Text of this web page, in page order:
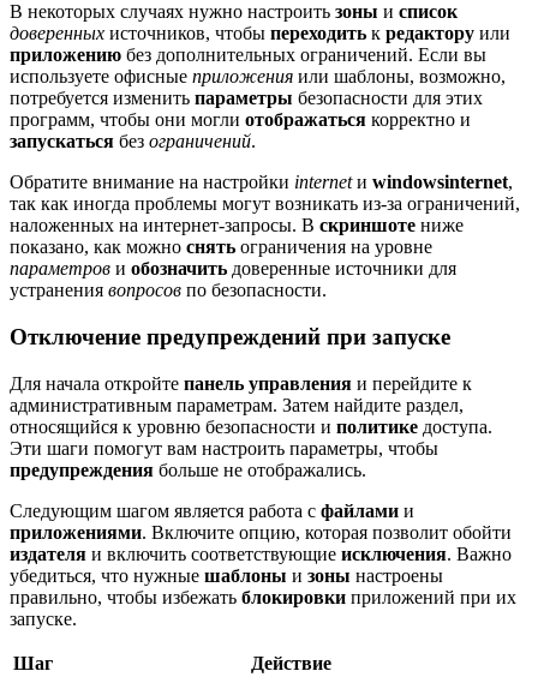
В некоторых случаях нужно настроить зоны и список
доверенных источников, чтобы переходить к редактору или
приложению без дополнительных ограничений. Если вы
используете офисные приложения или шаблоны, возможно,
потребуется изменить параметры безопасности для этих
программ, чтобы они могли отображаться корректно и
запускаться без ограничений.
Обратите внимание на настройки internetи windowsinternet,
так как иногда проблемы могут возникать из-за ограничений,
наложенных на интернет-запросы. В скриншоте ниже
показано, как можно снять ограничения на уровне
параметров и обозначить доверенные источники для
устранения вопросов по безопасности.
Отключение предупреждений при запуске
Для начала откройте панель управления и перейдите к
административным параметрам. Затем найдите раздел,
относящийся к уровню безопасности и политике доступа.
Эти шаги помогут вам настроить параметры, чтобы
предупреждения больше не отображались.
Следующим шагом является работа с файлами и
приложениями. Включите опцию, которая позволит обойти
издателя и включить соответствующие исключения. Важно
убедиться, что нужные шаблоны и зоны настроены
правильно, чтобы избежать блокировки приложений при их
запуске.
Шаг
Действие